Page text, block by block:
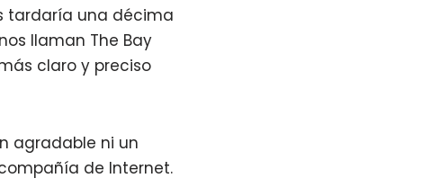
tardaría una décima
llaman The Bay
claro y preciso
agradable ni un
de Internet.